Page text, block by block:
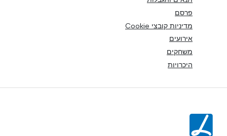
פרסם
מדיניות קובצי Cookie
אירועים
משחקים
היכרויות